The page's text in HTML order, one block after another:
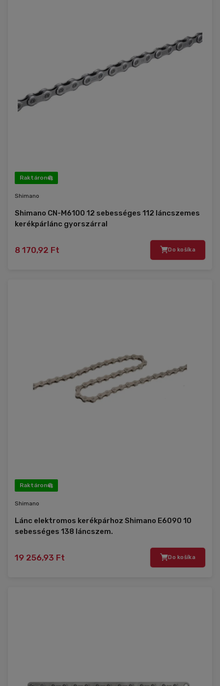
Raktáron
Shimano
Shimano CN-M6100 12 sebességes 112 láncszemes
kerékpárlánc gyorszárral
8 170,92 Ft Do košíka
Raktáron
Shimano
Lánc elektromos kerékpárhoz Shimano E6090 10
sebességes 138 láncszem.
19 256,93 Ft Do košíka